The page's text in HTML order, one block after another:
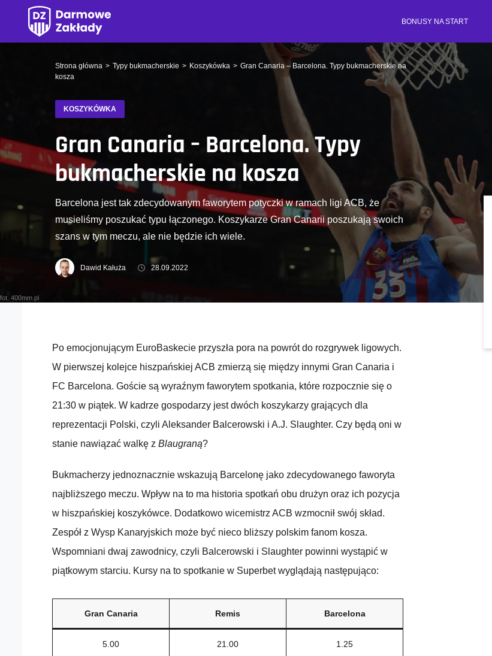
BONUSY NA START
fot. 400mm.pl
Strona główna Typy bukmacherskie Koszykówka
Gran Canaria – Barcelona. Typy bukmacherskie na
kosza
KOSZYKÓWKA
Gran Canaria – Barcelona. Typy
bukmacherskie na kosza
Barcelona jest tak zdecydowanym faworytem potyczki w ramach ligi ACB, że
musieliśmy poszukać typu łączonego. Koszykarze Gran Canarii poszukają swoich
szans w tym meczu, ale nie będzie ich wiele.
Dawid Kałuża 28.09.2022
Po emocjonującym EuroBaskecie przyszła pora na powrót do rozgrywek ligowych.
W pierwszej kolejce hiszpańskiej ACB zmierzą się między innymi Gran Canaria i
FC Barcelona. Goście są wyraźnym faworytem spotkania, które rozpocznie się o
21:30 w piątek. W kadrze gospodarzy jest dwóch koszykarzy grających dla
reprezentacji Polski, czyli Aleksander Balcerowski i A.J. Slaughter. Czy będą oni w
stanie nawiązać walkę z Blaugraną?
Bukmacherzy jednoznacznie wskazują Barcelonę jako zdecydowanego faworyta
najbliższego meczu. Wpływ na to ma historia spotkań obu drużyn oraz ich pozycja
w hiszpańskiej koszykówce. Dodatkowo wicemistrz ACB wzmocnił swój skład.
Zespół z Wysp Kanaryjskich może być nieco bliższy polskim fanom kosza.
Wspomniani dwaj zawodnicy, czyli Balcerowski i Slaughter powinni wystąpić w
piątkowym starciu. Kursy na to spotkanie w Superbet wyglądają następująco:
Gran Canaria Remis Barcelona
5.00 21.00 1.25